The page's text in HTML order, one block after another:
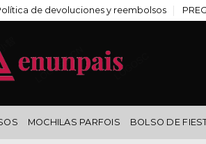
de devoluciones y reembolsos
MOCHILAS PARFOIS BOLSO DE